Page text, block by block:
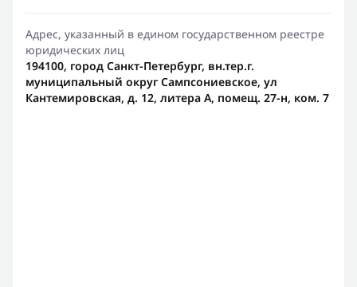
Адрес, указанный в едином государственном реестре
юридических лиц
194100, город Санкт-Петербург, вн.тер.г.
муниципальный округ Сампсониевское, ул
Кантемировская, д. 12, литера А, помещ. 27-н, ком. 7